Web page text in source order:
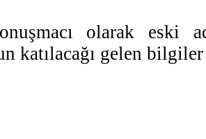
olarak eski
katılacağı gelen bilgiler